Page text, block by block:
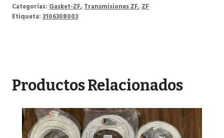
Categorías: Gasket-ZF, Transmisiones ZF, ZF
Etiqueta: 3106308003
Productos Relacionados